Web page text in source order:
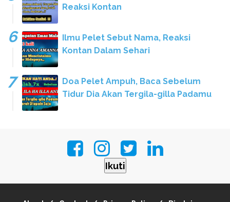
Reaksi Kontan
Ilmu Pelet Sebut Nama, Reaksi
Kontan Dalam Sehari
Doa Pelet Ampuh, Baca Sebelum
Tidur Dia Akan Tergila-gilla Padamu
Ikuti